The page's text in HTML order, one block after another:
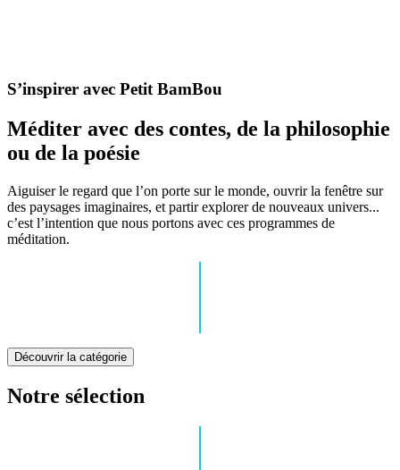
S’inspirer avec Petit BamBou
Méditer avec des contes, de la philosophie
ou de la poésie
Aiguiser le regard que l’on porte sur le monde, ouvrir la fenêtre sur
des paysages imaginaires, et partir explorer de nouveaux univers...
c’est l’intention que nous portons avec ces programmes de
méditation.
Découvrir la catégorie
Notre sélection